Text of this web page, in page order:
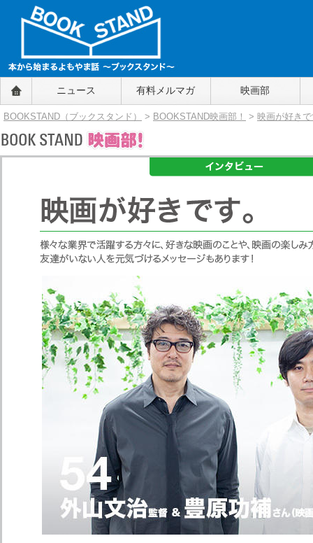
BOOKSTAND（ブックスタンド）
～本から始まるよもやま話～
BOOKSTAND（ブ
ニュース 有料メルマガ 映画部
BOOKSTAND（ブックスタンド） > BOOKSTAND映画部！ > 映画が好き